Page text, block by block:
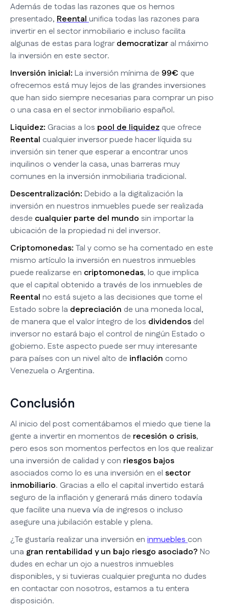
Además de todas las razones que os hemos
presentado, Reentalunifica todas las razones para
invertir en el sector inmobiliario e incluso facilita
algunas de estas para logrardemocratizar al máximo
la inversión en este sector.
Inversión inicial: La inversión mínima de 99€ que
ofrecemos está muy lejos de las grandes inversiones
que han sido siempre necesarias para comprar un piso
o una casa en el sector inmobiliario español.
Liquidez: Gracias a los pool de liquidez que ofrece
Reental cualquier inversor puede hacer líquida su
inversión sin tener que esperar a encontrar unos
inquilinos o vender la casa, unas barreras muy
comunes en la inversión inmobiliaria tradicional.
Descentralización: Debido a la digitalización la
inversión en nuestros inmuebles puede ser realizada
desde cualquier parte del mundo sin importar la
ubicación de la propiedad ni del inversor.
Criptomonedas: Tal y como se ha comentado en este
mismo artículo la inversión en nuestros inmuebles
puede realizarse en criptomonedas, lo que implica
que el capital obtenido a través de los inmuebles de
Reental no está sujeto a las decisiones que tome el
Estado sobre la depreciación de una moneda local,
de manera que el valor íntegro de los dividendos del
inversor no estará bajo el control de ningún Estado o
gobierno. Este aspecto puede ser muy interesante
para países con un nivel alto de inflación como
Venezuela o Argentina.
Conclusión
Al inicio del post comentábamos el miedo que tiene la
gente a invertir en momentos de recesión o crisis,
pero esos son momentos perfectos en los que realizar
una inversión de calidad y con riesgos bajos
asociados como lo es una inversión en el sector
inmobiliario. Gracias a ello el capital invertido estará
seguro de la inflación y generará más dinero todavía
que facilite una nueva vía de ingresos o incluso
asegure una jubilación estable y plena.
¿Te gustaría realizar una inversión en inmueblescon
una gran rentabilidad y un bajo riesgo asociado? No
dudes en echar un ojo a nuestros inmuebles
disponibles, y si tuvieras cualquier pregunta no dudes
en contactar con nosotros, estamos a tu entera
disposición.